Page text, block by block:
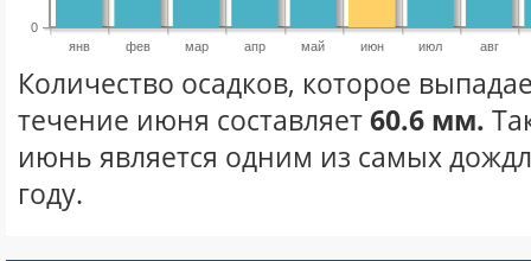
янв фев мар апр май июн июл авг
0
Количество осадков, которое
течение июня составляет60.6 мм.
июнь является одним из самых
году.